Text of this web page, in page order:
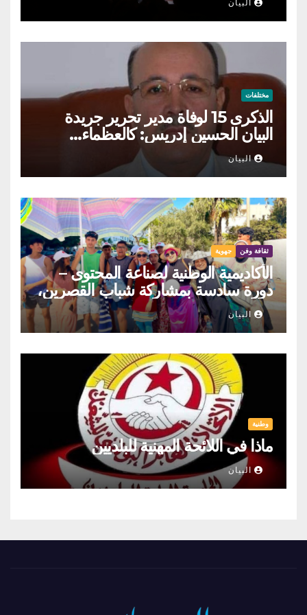
البيان
مختلفات
الذكرى 15 لوفاة مدير تحرير جريدة
البيان الحسين إدريس: كالعظماء…
عاش شامخا ورحل واقفا
البيان
ثقافة وفن جهوية
الأكاديمية الوطنية لصناعة المحتوى –
دورة سادسة بمشاركة شباب القصرين،
المنستير والمهدية
البيان
وطنية
ماذا في اللائحة المهنية للبلديين
البيان